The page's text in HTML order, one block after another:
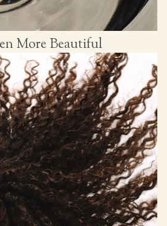
More Beautiful